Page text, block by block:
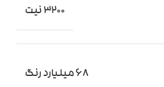
3200 نیت
68 میلیارد رنگ